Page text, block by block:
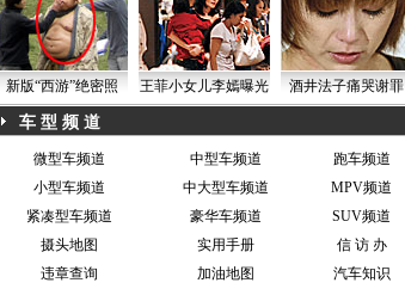
新版“西游”绝密照 王菲小女儿李嫣曝光 酒井法子痛哭谢罪
车 型 频 道
微型车频道 中型车频道
跑车频道
小型车频道
中大型车频道
MPV频道
紧凑型车频道
豪华车频道
SUV频道
摄头地图
实用手册
信 访 办
违章查询
加油地图 汽车知识